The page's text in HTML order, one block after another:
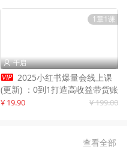
1章1课
 千启
 2025小红书爆量会线上课
(更新) ：0到1打造高收益带货账
号，靠小红书带货年入100w？
¥ 19.90 ¥ 199.00
查看全部